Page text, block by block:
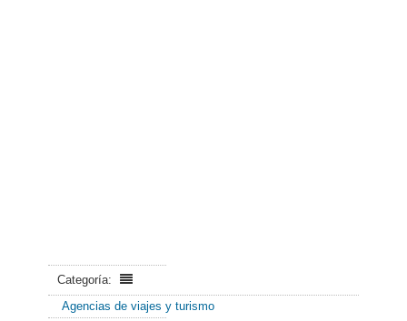
Categoría:
Agencias de viajes y turismo